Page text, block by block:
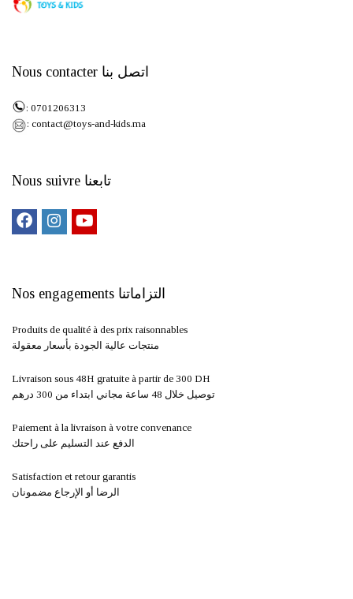
Nous contacter اتصل بنا
: 0701206313
: contact@toys-and-kids.ma
Nous suivre تابعنا
Nos engagements التزاماتنا
Produits de qualité à des prix raisonnables
منتجات عالية الجودة بأسعار معقولة
Livraison sous 48H gratuite à partir de 300 DH ​
توصيل خلال 48 ساعة مجاني ابتداء من 300 درهم
Paiement à la livraison à votre convenance
الدفع عند التسليم على راحتك
Satisfaction et retour garantis
الرضا أو الإرجاع مضمونان